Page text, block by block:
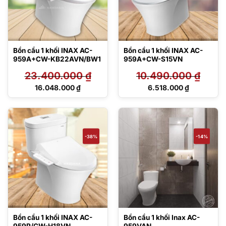
Bồn cầu 1 khối INAX AC-
959A+CW-KB22AVN/BW1
23.400.000₫
Giá
23.400.000 ₫.
16.048.000₫
Giá
16.048.000 ₫.
Bồn cầu 1 khối INAX AC-
959A+CW-S15VN
10.490.000₫
Giá
6.518.000₫
Giá
tại
là:
6.518.000 ₫.
-38%
Bồn cầu 1 khối INAX AC-
-14%
Bồn cầu 1 khối Inax AC-